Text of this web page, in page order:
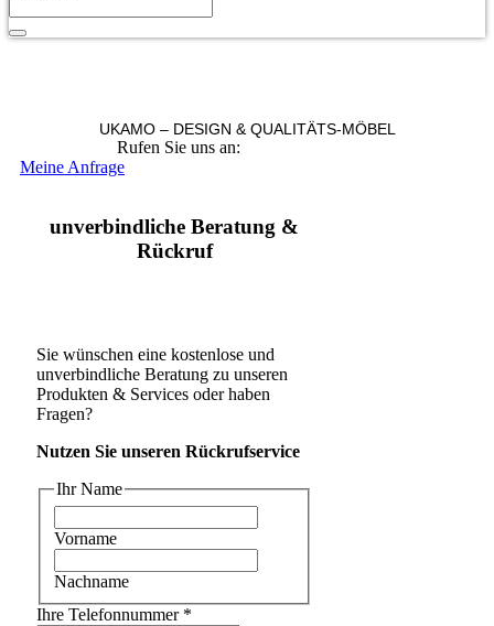
UKAMO – DESIGN & QUALITÄTS-MÖBEL
Rufen Sie uns an:
Meine Anfrage
unverbindliche Beratung &
Rückruf
Sie wünschen eine kostenlose und
unverbindliche Beratung zu unseren
Produkten & Services oder haben
Fragen?
Nutzen Sie unseren Rückrufservice
Ihr Name
Vorname
Nachname
Ihre Telefonnummer *